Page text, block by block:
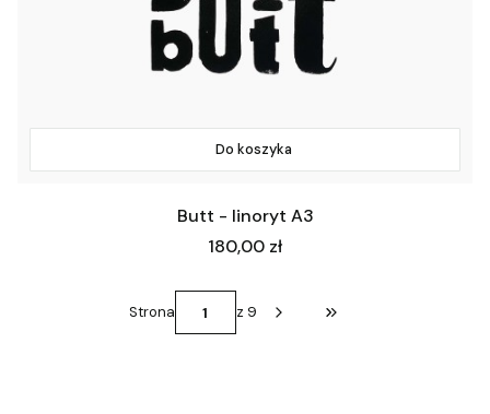
Do koszyka
Butt - linoryt A3
Cena
180,00 zł
Strona z 9 Przejdź do ostatniej